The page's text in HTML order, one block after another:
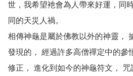
世，我希望衪會為人帶來好運，同
同的天災人禍。
相傳神龜是屬於佛教以外的神靈，
發現的， 經過許多高僧禪定中的參
修正， 進化到如今的神龜符文，